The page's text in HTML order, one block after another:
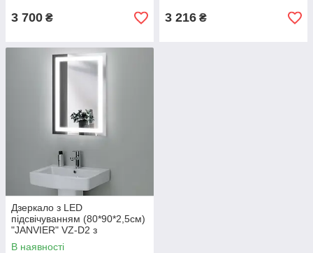
3 700 ₴ 3 216 ₴
Дзеркало з LED
підсвічуванням (80*90*2,5см)
"JANVIER" VZ-D2 з
вимикачем
В наявності